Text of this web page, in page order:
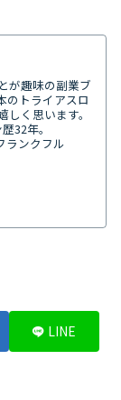
が趣味の副業ブ
のトライアスロ
く思います。
32年。
ランクフル
LINE